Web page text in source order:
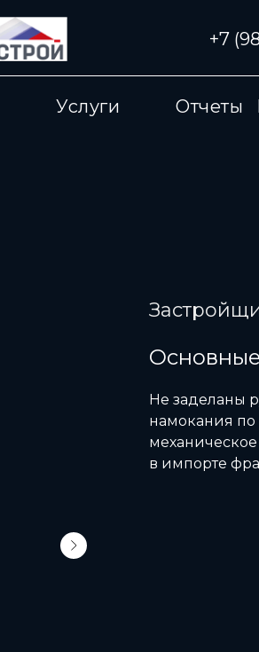
+7
Услуги Отчеты
Не заделаны
намокания по
в импорте